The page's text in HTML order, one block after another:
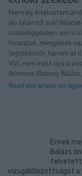
Ennek
Balázs
vizsgálóbizottságot a